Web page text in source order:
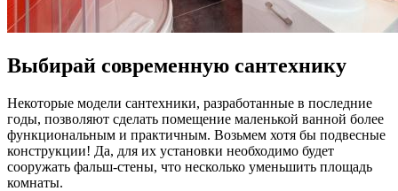
Выбирай современную сантехнику
Некоторые модели сантехники, разработанные в последние
годы, позволяют сделать помещение маленькой ванной более
функциональным и практичным. Возьмем хотя бы подвесные
конструкции! Да, для их установки необходимо будет
сооружать фальш-стены, что несколько уменьшить площадь
комнаты.